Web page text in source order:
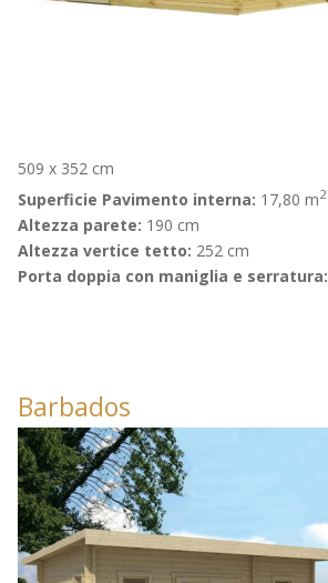
509 x 352 cm
Superficie Pavimento interna: 17,80 m2
Altezza parete: 190 cm
Altezza vertice tetto: 252 cm
Porta doppia con maniglia e serratura:
Barbados